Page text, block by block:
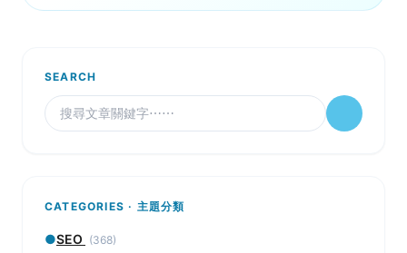
SEARCH
CATEGORIES · 主題分類
●SEO (368)